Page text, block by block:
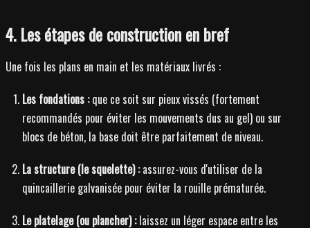
4. Les étapes de construction en bref
Une fois les plans en main et les matériaux livrés :
Les fondations :que ce soit sur pieux vissés (fortement
recommandés pour éviter les mouvements dus au gel) ou sur
blocs de béton, la base doit être parfaitement de niveau.
La structure (le squelette) :assurez-vous d'utiliser de la
quincaillerie galvanisée pour éviter la rouille prématurée.
Le platelage (ou plancher) :laissez un léger espace entre les